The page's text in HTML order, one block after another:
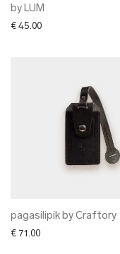
by LUM
€ 45.00
pagasilipik by Craftory
€ 71.00